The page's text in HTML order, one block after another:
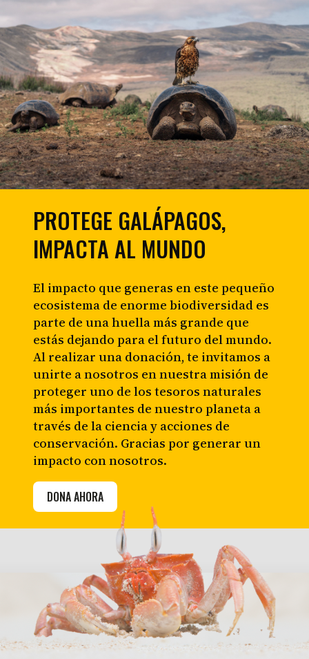
PROTEGE GALÁPAGOS,
IMPACTA AL MUNDO
El impacto que generas en este pequeño
ecosistema de enorme biodiversidad es
parte de una huella más grande que
estás dejando para el futuro del mundo.
Al realizar una donación, te invitamos a
unirte a nosotros en nuestra misión de
proteger uno de los tesoros naturales
más importantes de nuestro planeta a
través de la ciencia y acciones de
conservación. Gracias por generar un
impacto con nosotros.
DONA AHORA